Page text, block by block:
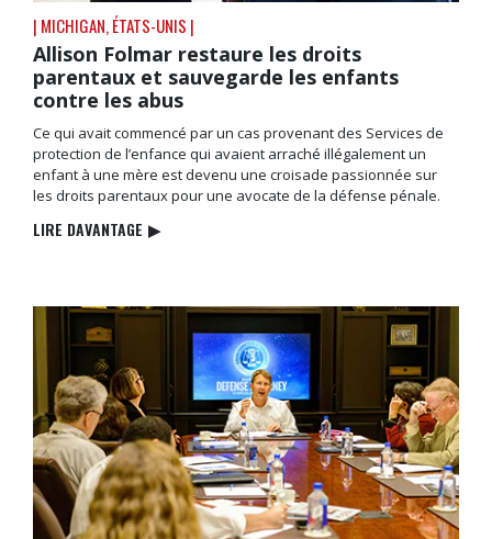
| MICHIGAN, ÉTATS-UNIS |
Allison Folmar restaure les droits
parentaux et sauvegarde les enfants
contre les abus
Ce qui avait commencé par un cas provenant des Services de
protection de l’enfance qui avaient arraché illégalement un
enfant à une mère est devenu une croisade passionnée sur
les droits parentaux pour une avocate de la défense pénale.
LIRE DAVANTAGE ▶